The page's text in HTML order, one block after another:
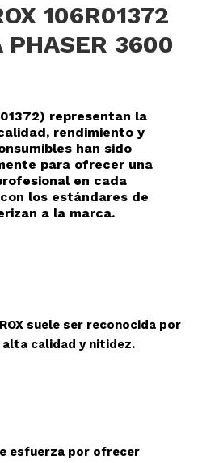
106R01372
PHASER 3600
) representan la
rendimiento y
han sido
para ofrecer una
en cada
los estándares de
a la marca.
suele ser reconocida por
calidad y nitidez.
esfuerza por ofrecer